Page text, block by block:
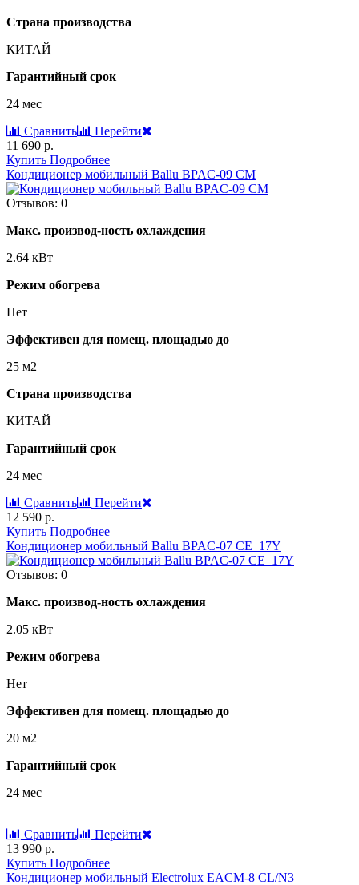
Страна производства
КИТАЙ
Гарантийный срок
24 мес
Сравнить
Перейти
11 690 р.
Купить Подробнее
Кондиционер мобильный Ballu BPAC-09 CM
Отзывов: 0
Макс. производ-ность охлаждения
2.64 кВт
Режим обогрева
Нет
Эффективен для помещ. площадью до
25 м2
Страна производства
КИТАЙ
Гарантийный срок
24 мес
Сравнить
Перейти
12 590 р.
Купить Подробнее
Кондиционер мобильный Ballu BPAC-07 CE_17Y
Отзывов: 0
Макс. производ-ность охлаждения
2.05 кВт
Режим обогрева
Нет
Эффективен для помещ. площадью до
20 м2
Гарантийный срок
24 мес
Сравнить
Перейти
13 990 р.
Купить Подробнее
Кондиционер мобильный Electrolux EACM-8 CL/N3